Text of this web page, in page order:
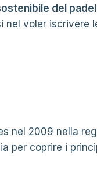
del padel
nel voler iscrivere
nel 2009 nella
per coprire i